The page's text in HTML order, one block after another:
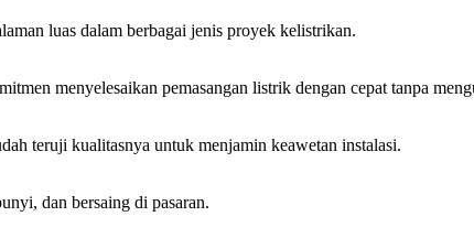
luas dalam berbagai jenis proyek kelistrikan.
menyelesaikan pemasangan listrik dengan cepat tanpa
teruji kualitasnya untuk menjamin keawetan instalasi.
dan bersaing di pasaran.